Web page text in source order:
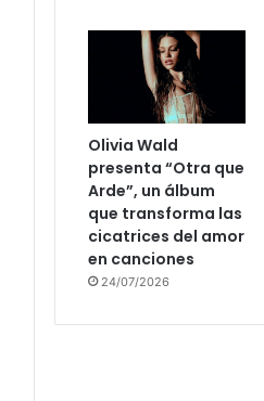
Olivia Wald
presenta “Otra que
Arde”, un álbum
que transforma las
cicatrices del amor
en canciones
24/07/2026